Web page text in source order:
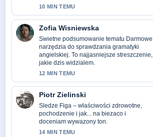
10 MIN TEMU
Zofia Wisniewska
Swietne podsumowanie tematu Darmowe
narzędzia do sprawdzania gramatyki
angielskiej. To najjasniejsze streszczenie,
jakie dzis widzialem.
12 MIN TEMU
Piotr Zielinski
Sledze Figa – właściwości zdrowotne,
pochodzenie i jak... na biezaco i
doceniam wywazony ton.
14 MIN TEMU